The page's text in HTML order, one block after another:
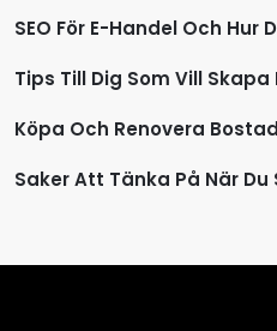
SEO För E-Handel Och Hur
Tips Till Dig Som Vill
Köpa Och Renovera
Saker Att Tänka På När